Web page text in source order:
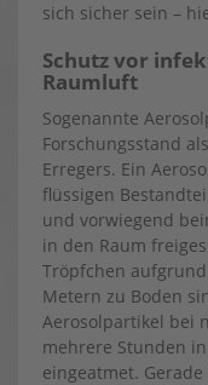
sich sicher sein –
Schutz vor
Raumluft
Sogenannte
Forschungsstand
Erregers. Ein
flüssigen
und vorwiegend
in den Raum
Tröpfchen
Metern zu Boden
Aerosolpartikel bei
mehrere Stunden
eingeatmet.